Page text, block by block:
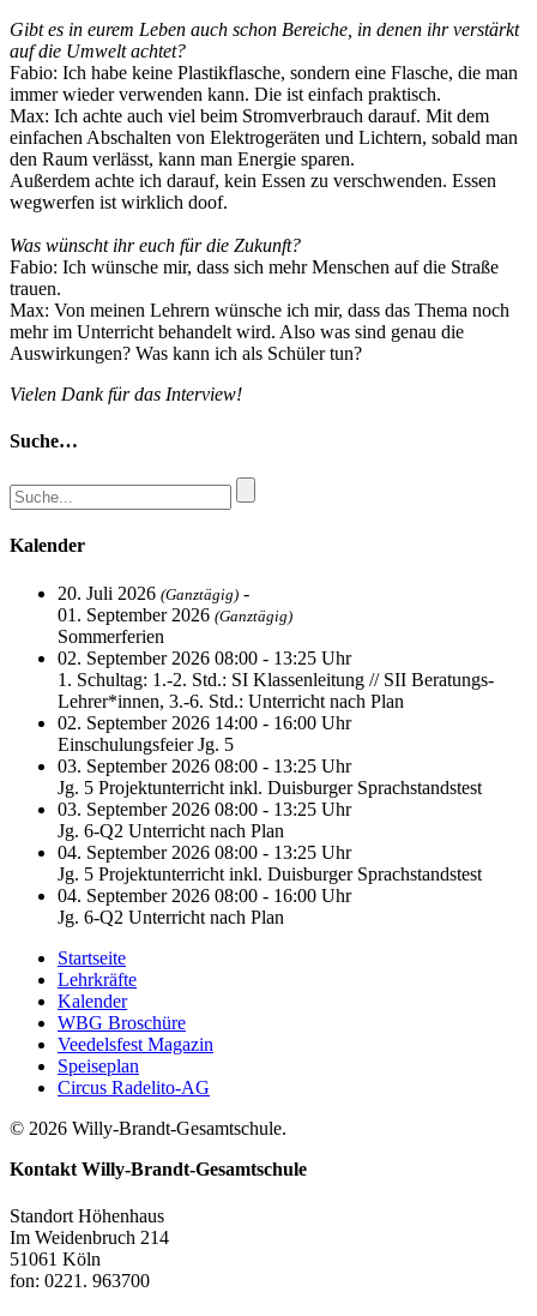
Gibt es in eurem Leben auch schon Bereiche, in denen ihr verstärkt
auf die Umwelt achtet?
Fabio: Ich habe keine Plastikflasche, sondern eine Flasche, die man
immer wieder verwenden kann. Die ist einfach praktisch.
Max: Ich achte auch viel beim Stromverbrauch darauf. Mit dem
einfachen Abschalten von Elektrogeräten und Lichtern, sobald man
den Raum verlässt, kann man Energie sparen.
Außerdem achte ich darauf, kein Essen zu verschwenden. Essen
wegwerfen ist wirklich doof.
Was wünscht ihr euch für die Zukunft?
Fabio: Ich wünsche mir, dass sich mehr Menschen auf die Straße
trauen.
Max: Von meinen Lehrern wünsche ich mir, dass das Thema noch
mehr im Unterricht behandelt wird. Also was sind genau die
Auswirkungen? Was kann ich als Schüler tun?
Vielen Dank für das Interview!
Suche…
Kalender
20. Juli 2026 (Ganztägig) -
01. September 2026 (Ganztägig)
Sommerferien
02. September 2026 08:00 - 13:25 Uhr
1. Schultag: 1.-2. Std.: SI Klassenleitung // SII Beratungs-
Lehrer*innen, 3.-6. Std.: Unterricht nach Plan
02. September 2026 14:00 - 16:00 Uhr
Einschulungsfeier Jg. 5
03. September 2026 08:00 - 13:25 Uhr
Jg. 5 Projektunterricht inkl. Duisburger Sprachstandstest
03. September 2026 08:00 - 13:25 Uhr
Jg. 6-Q2 Unterricht nach Plan
04. September 2026 08:00 - 13:25 Uhr
Jg. 5 Projektunterricht inkl. Duisburger Sprachstandstest
04. September 2026 08:00 - 16:00 Uhr
Jg. 6-Q2 Unterricht nach Plan
Startseite
Lehrkräfte
Kalender
WBG Broschüre
Veedelsfest Magazin
Speiseplan
Circus Radelito-AG
© 2026 Willy-Brandt-Gesamtschule.
Kontakt Willy-Brandt-Gesamtschule
Standort Höhenhaus
Im Weidenbruch 214
51061 Köln
fon: 0221. 963700